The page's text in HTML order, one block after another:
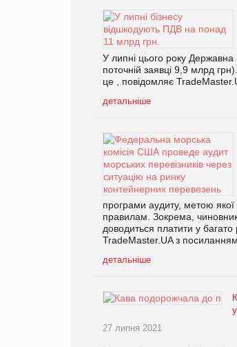
У липні цього року
поточній заявці 9,9 млрд
це , повідомляє
детальніше
програми аудиту, метою якої
правилам. Зокрема,
доводиться платити у
TradeMaster.UA з
детальніше
27 липня 2021